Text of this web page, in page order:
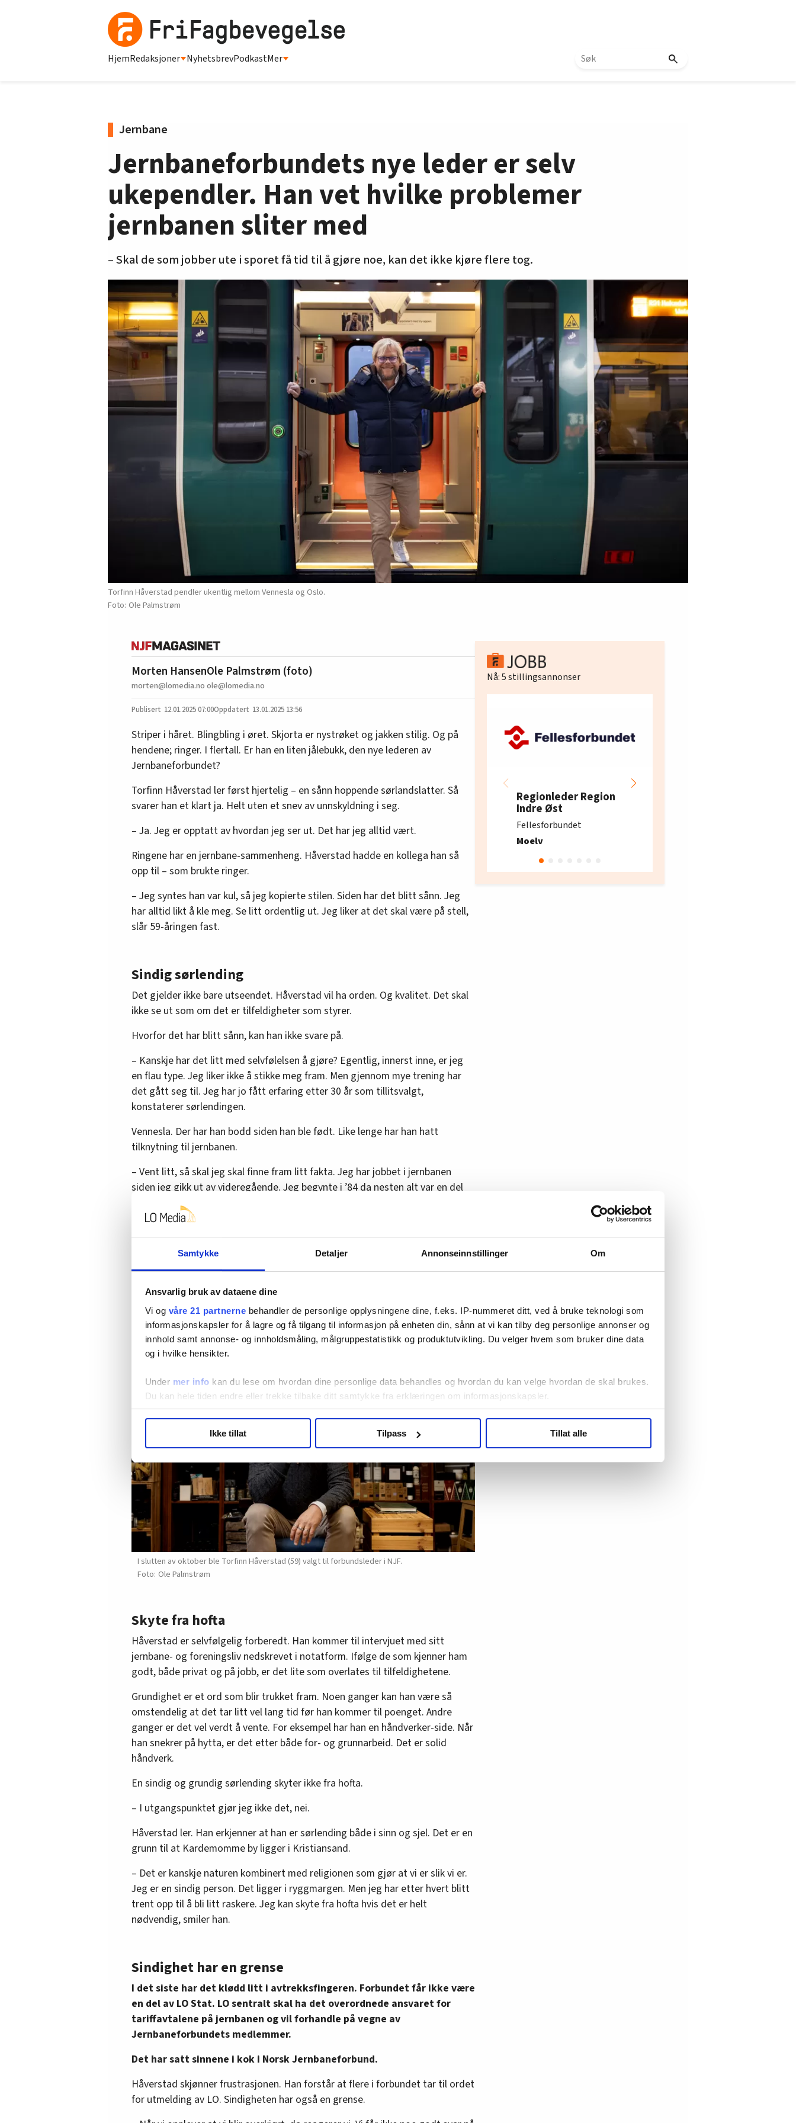
Samtykke Detaljer Annonseinnstillinger Om
Ansvarlig bruk av dataene dine
Vi og våre 21 partnerne behandler de personlige opplysningene dine, f.eks. IP-nummeret ditt, ved å bruke teknologi som
informasjonskapsler for å lagre og få tilgang til informasjon på enheten din, sånn at vi kan tilby deg personlige annonser og
innhold samt annonse- og innholdsmåling, målgruppestatistikk og produktutvikling. Du velger hvem som bruker dine data
og i hvilke hensikter.
Under mer info kan du lese om hvordan dine personlige data behandles og hvordan du kan velge hvordan de skal brukes.
Du kan hele tiden endre eller trekke tilbake ditt samtykke fra erklæringen om informasjonskapsler.
hvordan våre nettsider blir brukt slik at vi tilby relevant innhold, tilpassede annonser og utarbeide statistikk.
annonsering. Disse er angitt i oversikten lengre ned på denne siden.
Ikke tillat Tilpass Tillat alle
HjemRedaksjoner NyhetsbrevPodkastMer
Jernbane
Jernbaneforbundets nye leder er selv
ukependler. Han vet hvilke problemer
jernbanen sliter med
– Skal de som jobber ute i sporet få tid til å gjøre noe, kan det ikke kjøre flere tog.
Torfinn Håverstad pendler ukentlig mellom Vennesla og Oslo.
Ole Palmstrøm
Morten Hansen
morten@lomedia.no
Ole Palmstrøm (foto)
ole@lomedia.no
12.01.202507:00 13.01.2025 13:56
Striper i håret. Blingbling i øret. Skjorta er nystrøket og jakken stilig. Og på
hendene; ringer. I flertall. Er han en liten jålebukk, den nye lederen av
Jernbaneforbundet?
Torfinn Håverstad ler først hjertelig – en sånn hoppende sørlandslatter. Så
svarer han et klart ja. Helt uten et snev av unnskyldning i seg.
– Ja. Jeg er opptatt av hvordan jeg ser ut. Det har jeg alltid vært.
Ringene har en jernbane-sammenheng. Håverstad hadde en kollega han så
opp til – som brukte ringer.
– Jeg syntes han var kul, så jeg kopierte stilen. Siden har det blitt sånn. Jeg
har alltid likt å kle meg. Se litt ordentlig ut. Jeg liker at det skal være på stell,
slår 59-åringen fast.
Sindig sørlending
Det gjelder ikke bare utseendet. Håverstad vil ha orden. Og kvalitet. Det skal
ikke se ut som om det er tilfeldigheter som styrer.
Hvorfor det har blitt sånn, kan han ikke svare på.
– Kanskje har det litt med selvfølelsen å gjøre? Egentlig, innerst inne, er jeg
en flau type. Jeg liker ikke å stikke meg fram. Men gjennom mye trening har
det gått seg til. Jeg har jo fått erfaring etter 30 år som tillitsvalgt,
konstaterer sørlendingen.
Vennesla. Der har han bodd siden han ble født. Like lenge har han hatt
tilknytning til jernbanen.
– Vent litt, så skal jeg skal finne fram litt fakta. Jeg har jobbet i jernbanen
siden jeg gikk ut av videregå­ende. Jeg begynte i ’84 da nesten alt var en del
av NSB. Min far var også ansatt i jernbanen, selvfølgelig. Jeg startet samtidig
med mange andre, som også var sønner og døtre av jernbanefolk.
ut i luften. Det virker som om han tenker tilbake til sin første dag i
resten av sitt jernbaneliv.
Etter omtrent ti år ble trafikkstyreren klubbleder for
Kontorpersonalets Klubb Kristiansand. 30 år senere sitter han på
toppen i forbundet. Hans 91 år gamle far er stolt.
– Men du, jeg kan sende dette til deg, så du slipper å skrive det ned.
I slutten av oktober ble Torfinn Håverstad (59) valgt til forbundsleder i NJF.
Ole Palmstrøm
Skyte fra hofta
Håverstad er selvfølgelig forberedt. Han kommer til intervjuet med sitt
jernbane- og foreningsliv nedskrevet i notatform. Ifølge de som kjenner ham
godt, både privat og på jobb, er det lite som overlates til tilfeldighetene.
Grundighet er et ord som blir trukket fram. Noen ganger kan han være så
omstendelig at det tar litt vel lang tid før han kommer til poenget. Andre
ganger er det vel verdt å vente. For eksempel har han en håndverker-side. Når
han snekrer på hytta, er det etter både for- og grunnarbeid. Det er solid
håndverk.
En sindig og grundig sørlending skyter ikke fra hofta.
– I utgangspunktet gjør jeg ikke det, nei.
Håverstad ler. Han erkjenner at han er sørlending både i sinn og sjel. Det er en
grunn til at Kardemomme by ligger i Kristiansand.
– Det er kanskje naturen kombinert med religionen som gjør at vi er slik vi er.
Jeg er en sindig person. Det ligger i ryggmargen. Men jeg har etter hvert blitt
trent opp til å bli litt raskere. Jeg kan skyte fra hofta hvis det er helt
nødvendig, smiler han.
Sindighet har en grense
I det siste har det klødd litt i avtrekksfingeren. Forbundet får ikke være
en del av LO Stat. LO sentralt skal ha det overordnede ansvaret for
tariffavtalene på jernbanen og vil forhandle på vegne av
Jernbaneforbundets medlemmer.
Det har satt sinnene i kok i Norsk Jernbaneforbund.
Håverstad skjønner frustrasjonen. Han forstår at flere i forbundet tar til ordet
for utmelding av LO. Sindigheten har også en grense.
Nå:5stillingsannonser
Regionleder Region
Indre Øst
Fellesforbundet
Moelv